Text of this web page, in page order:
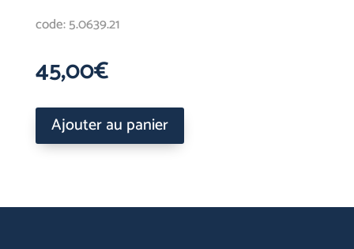
code: 5.0639.21
45,00€
Ajouter au panier